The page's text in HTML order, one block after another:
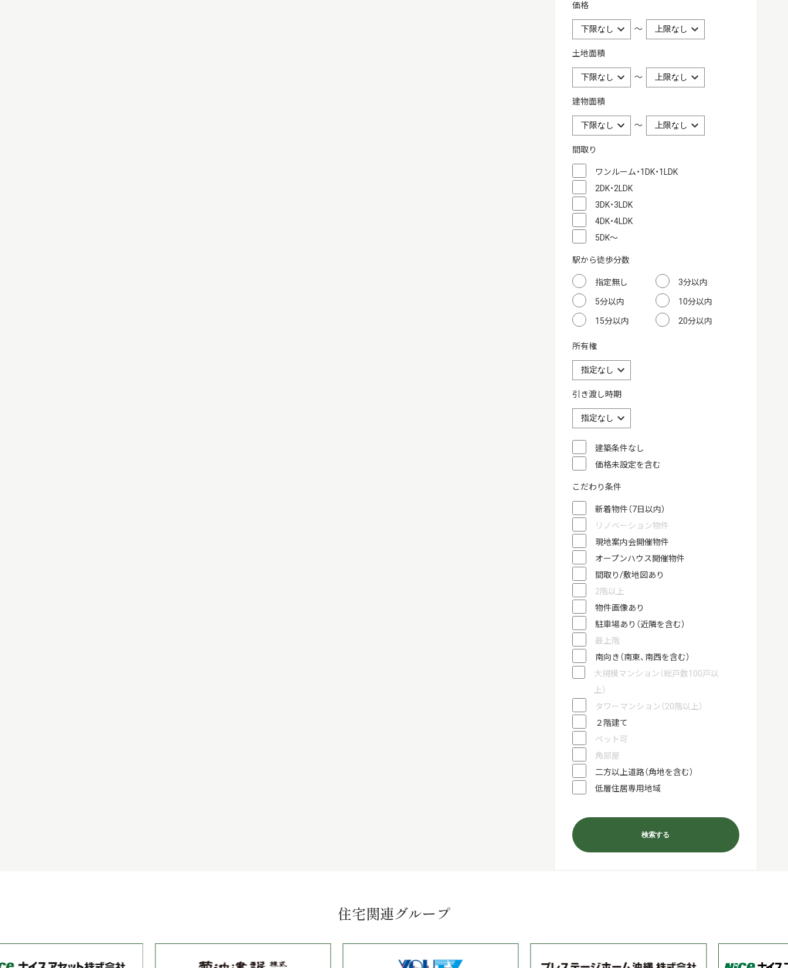
価格
～
土地面積
～
建物面積
～
間取り
ワンルーム・1DK・1LDK
2DK・2LDK
3DK・3LDK
4DK・4LDK
5DK～
駅から徒歩分数
指定無し 3分以内
5分以内 10分以内
15分以内 20分以内
所有権
引き渡し時期
建築条件なし
価格未設定を含む
こだわり条件
新着物件（7日以内）
リノベーション物件
現地案内会開催物件
オープンハウス開催物件
間取り/敷地図あり
2階以上
物件画像あり
駐車場あり（近隣を含む）
最上階
南向き（南東、南西を含む）
大規模マンション（総戸数100戸以
上）
タワーマンション（20階以上）
２階建て
ペット可
角部屋
二方以上道路（角地を含む）
低層住居専用地域
住宅関連グループ